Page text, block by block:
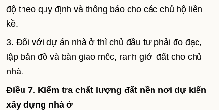
độ theo quy định và thông báo cho các chủ hộ liền
kề.
3. Đối với dự án nhà ở thì chủ đầu tư phải đo đạc,
lập bản đồ và bàn giao mốc, ranh giới đất cho chủ
nhà.
Điều 7. Kiểm tra chất lượng đất nền nơi dự kiến
xây dựng nhà ở